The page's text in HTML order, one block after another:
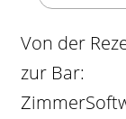
Von der
zur Bar: